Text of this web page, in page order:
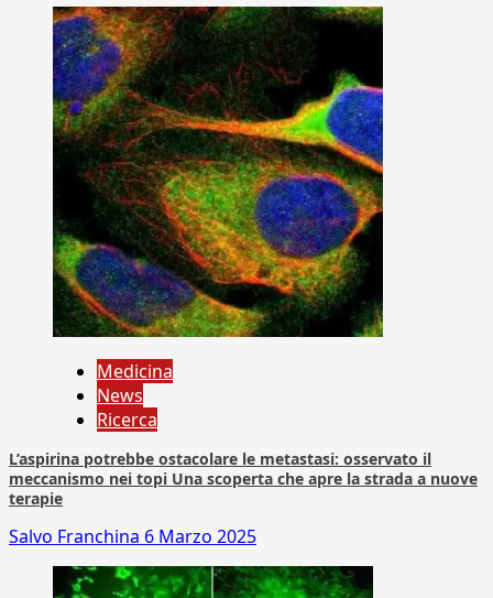
Medicina
News
Ricerca
L’aspirina potrebbe ostacolare le metastasi: osservato il
meccanismo nei topi Una scoperta che apre la strada a nuove
terapie
Salvo Franchina 6 Marzo 2025